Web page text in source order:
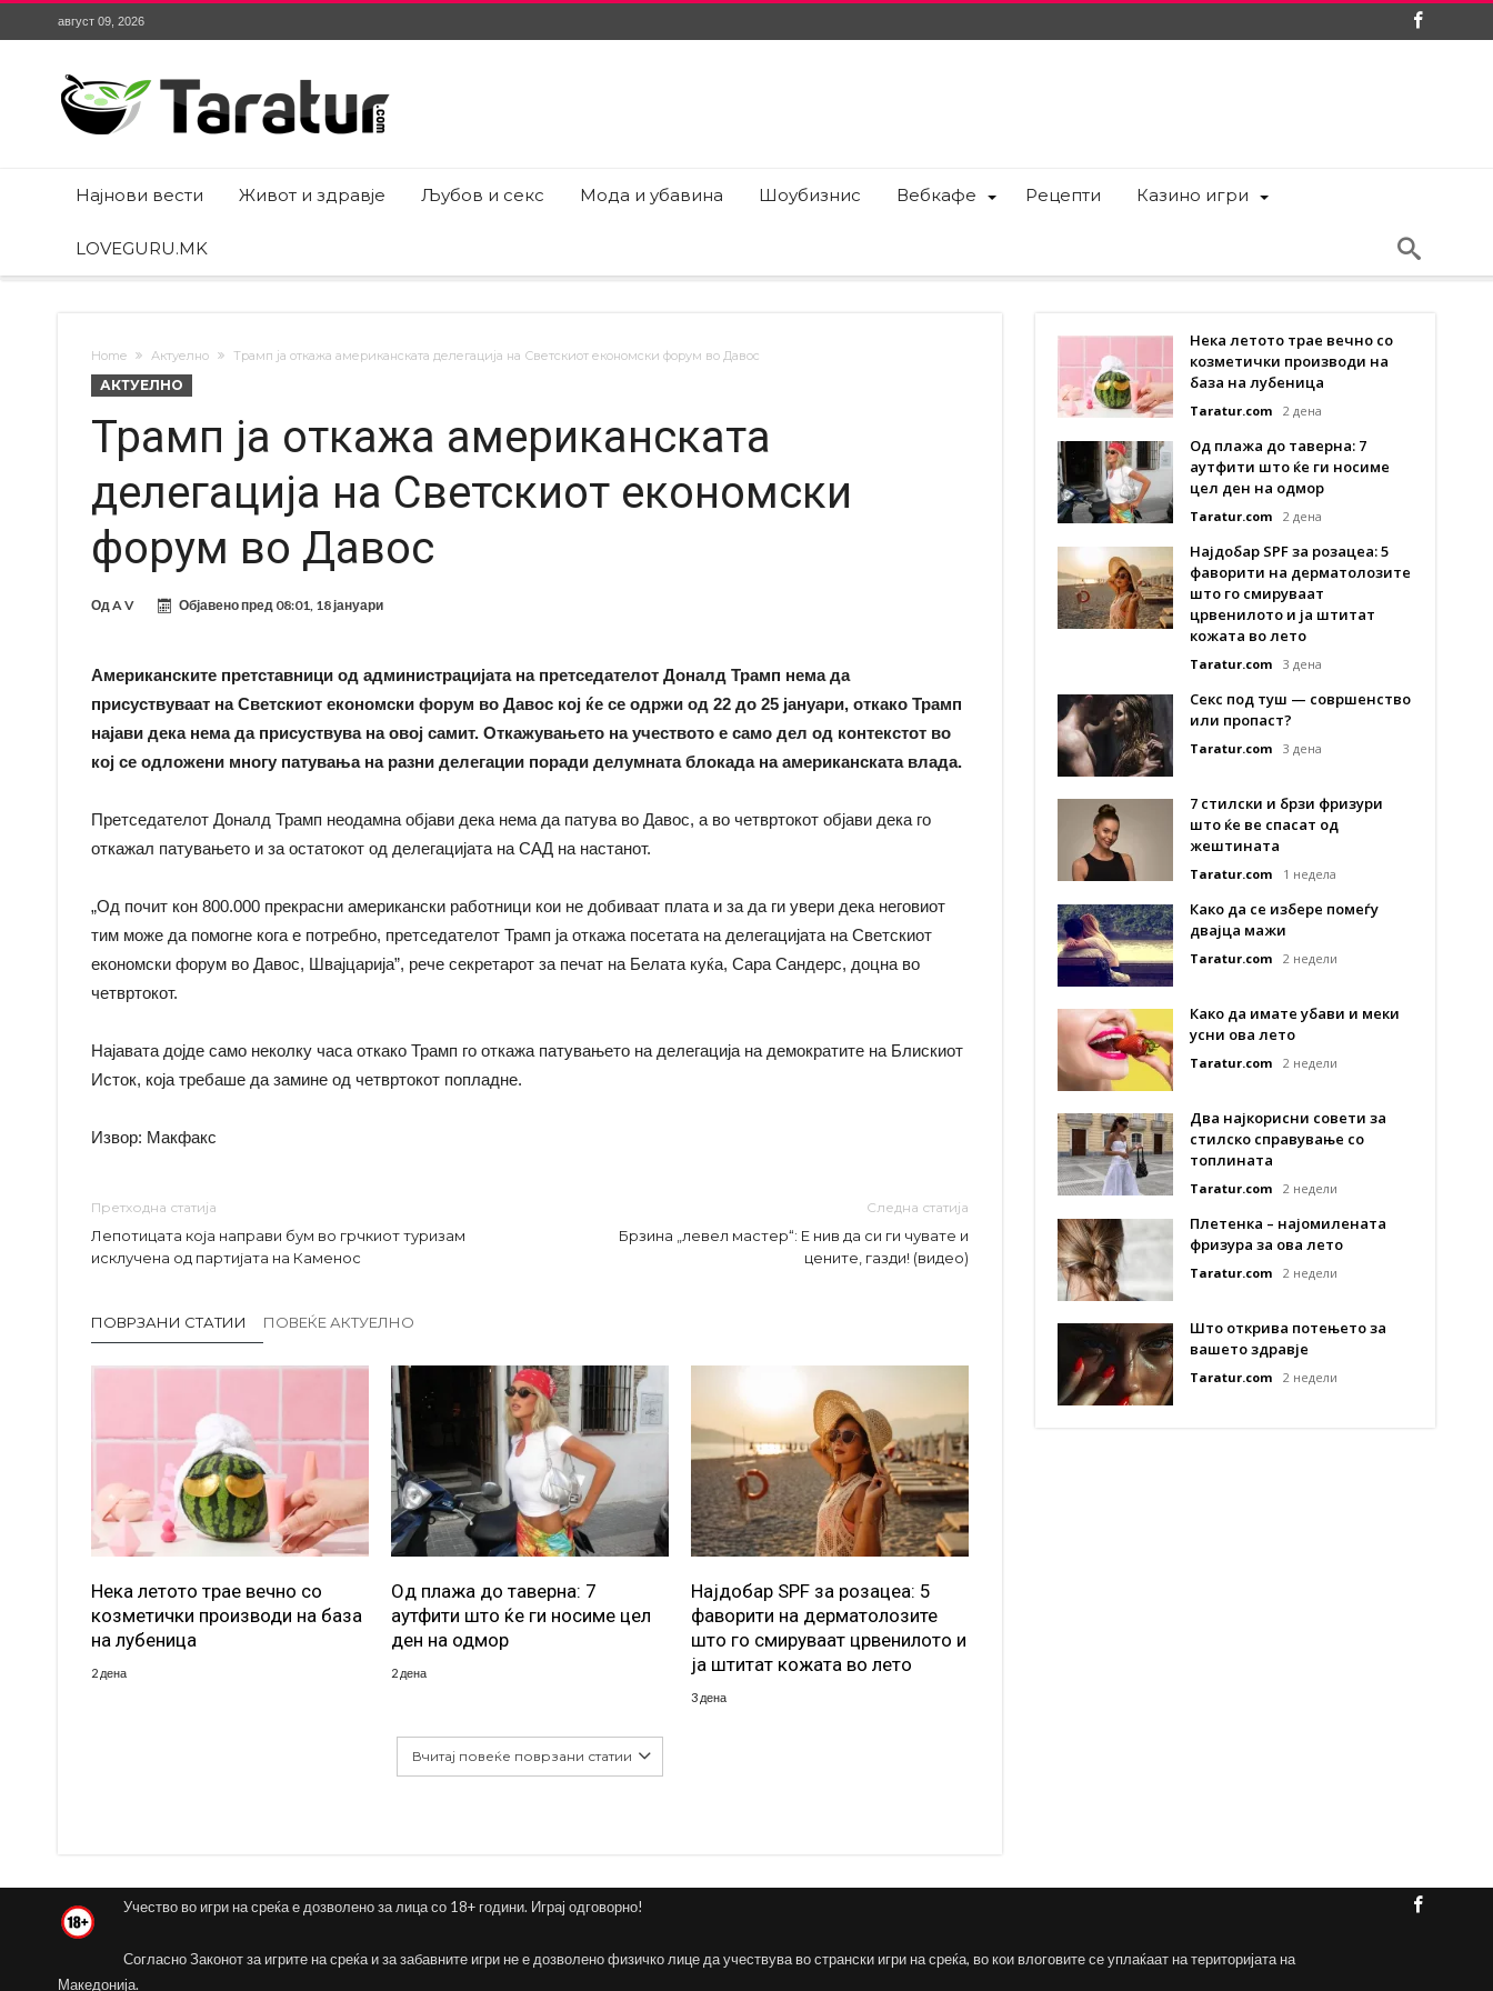
август 09, 2026
Најнови вести Живот и здравје Љубов и секс Мода и убавина Шоубизнис Вебкафе Рецепти Казино игри
LOVEGURU.MK
Home Актуелно Трамп ја откажа американската делегација на Светскиот економски форум во Давос
АКТУЕЛНО
Трамп ја откажа американската
делегација на Светскиот економски
форум во Давос
ОдA V Објавено пред 08:01, 18 јануари
Американските претставници од администрацијата на претседателот Доналд Трамп нема да
присуствуваат на Светскиот економски форум во Давос кој ќе се одржи од 22 до 25 јануари, откако Трамп
најави дека нема да присуствува на овој самит. Откажувањето на учеството е само дел од контекстот во
кој се одложени многу патувања на разни делегации поради делумната блокада на американската влада.
Претседателот Доналд Трамп неодамна објави дека нема да патува во Давос, а во четвртокот објави дека го
откажал патувањето и за остатокот од делегацијата на САД на настанот.
„Од почит кон 800.000 прекрасни американски работници кои не добиваат плата и за да ги увери дека неговиот
тим може да помогне кога е потребно, претседателот Трамп ја откажа посетата на делегацијата на Светскиот
економски форум во Давос, Швајцарија”, рече секретарот за печат на Белата куќа, Сара Сандерс, доцна во
четвртокот.
Најавата дојде само неколку часа откако Трамп го откажа патувањето на делегација на демократите на Блискиот
Исток, која требаше да замине од четвртокот попладне.
Извор: Макфакс
Претходна статија
Лепотицата која направи бум во грчкиот туризам
исклучена од партијата на Каменос
Следна статија
Брзина „левел мастер“: Е нив да си ги чувате и
цените, газди! (видео)
ПОВРЗАНИ СТАТИИ ПОВЕЌЕ АКТУЕЛНО
Нека летото трае вечно со
козметички производи на база
на лубеница
2 дена
Од плажа до таверна: 7
аутфити што ќе ги носиме цел
ден на одмор
2 дена
Најдобар SPF за розацеа: 5
фаворити на дерматолозите
што го смируваат црвенилото и
ја штитат кожата во лето
3 дена
Вчитај повеќе поврзани статии
Нека летото трае вечно со
козметички производи на
база на лубеница
Taratur.com 2 дена
Од плажа до таверна: 7
аутфити што ќе ги носиме
цел ден на одмор
Taratur.com 2 дена
Најдобар SPF за розацеа: 5
фаворити на дерматолозите
што го смируваат
црвенилото и ја штитат
кожата во лето
Taratur.com 3 дена
Секс под туш — совршенство
или пропаст?
Taratur.com 3 дена
7 стилски и брзи фризури
што ќе ве спасат од
жештината
Taratur.com 1 недела
Како да се избере помеѓу
двајца мажи
Taratur.com 2 недели
Како да имате убави и меки
усни ова лето
Taratur.com 2 недели
Два најкорисни совети за
стилско справување со
топлината
Taratur.com 2 недели
Плетенка – најомилената
фризура за ова лето
Taratur.com 2 недели
Што открива потењето за
вашето здравје
Taratur.com 2 недели
Учество во игри на среќа е дозволено за лица со 18+ години. Играј одговорно!
Согласно Законот за игрите на среќа и за забавните игри не е дозволено физичко лице да учествува во странски игри на среќа, во кои влоговите се уплаќаат на територијата на
Македонија.